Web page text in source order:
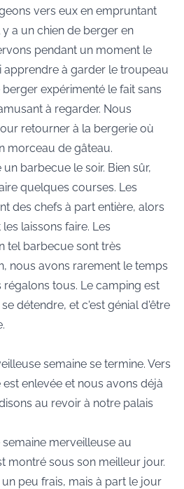
vers eux en empruntant
a un chien de berger en
pendant un moment le
apprendre à garder le troupeau
expérimenté le fait sans
à regarder. Nous
retourner à la bergerie où
morceau de gâteau.
barbecue le soir. Bien sûr,
quelques courses. Les
des chefs à part entière, alors
laissons faire. Les
tel barbecue sont très
nous avons rarement le temps
tous. Le camping est
détendre, et c'est génial d'être
semaine se termine. Vers
enlevée et nous avons déjà
au revoir à notre palais
merveilleuse au
montré sous son meilleur jour.
peu frais, mais à part le jour